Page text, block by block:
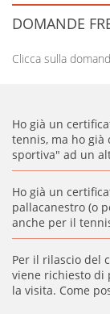
DOMANDE
Clicca sulla
Ho già un
tennis, ma ho già
sportiva" ad un
Ho già un
pallacanestro (o
anche per il
Per il rilascio del
viene richiesto di
la visita. Come